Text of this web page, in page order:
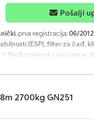
Pošalji
, prva registracija:06/2012
(ESP), filter za čađ,
Međuosovinsko rastojanje:
96 Posebna oprema:
korišćenje (CAN
pozadi, dodatni grejač.
pogonskih točkova (ASR),
asistencije: program za
priključci za dečije sedište
2700kg GN251